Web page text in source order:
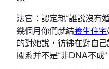
法官：認定親“誰說沒有
幾個月你們就結養生住宅
的對她說，彷彿在對自
關系并不是“非DNA不成”